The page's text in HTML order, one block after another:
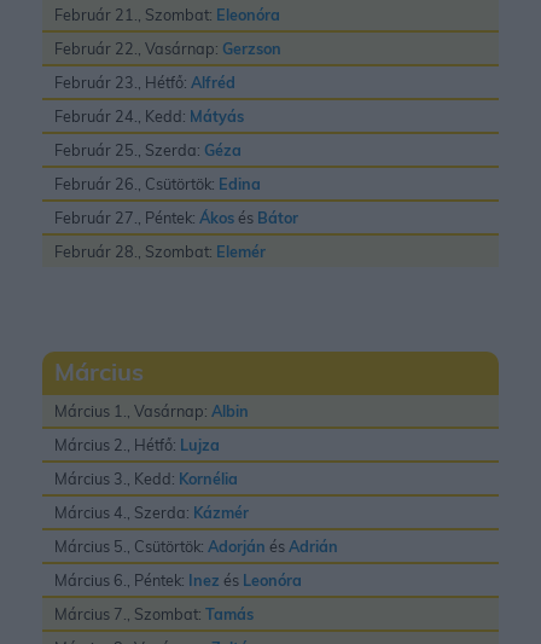
Február 21., Szombat: Eleonóra
Február 22., Vasárnap: Gerzson
Február 23., Hétfő: Alfréd
Február 24., Kedd: Mátyás
Február 25., Szerda: Géza
Február 26., Csütörtök: Edina
Február 27., Péntek: Ákos és Bátor
Február 28., Szombat: Elemér
Március
Március 1., Vasárnap: Albin
Március 2., Hétfő: Lujza
Március 3., Kedd: Kornélia
Március 4., Szerda: Kázmér
Március 5., Csütörtök: Adorján ésAdrián
Március 6., Péntek: Inez és Leonóra
Március 7., Szombat: Tamás